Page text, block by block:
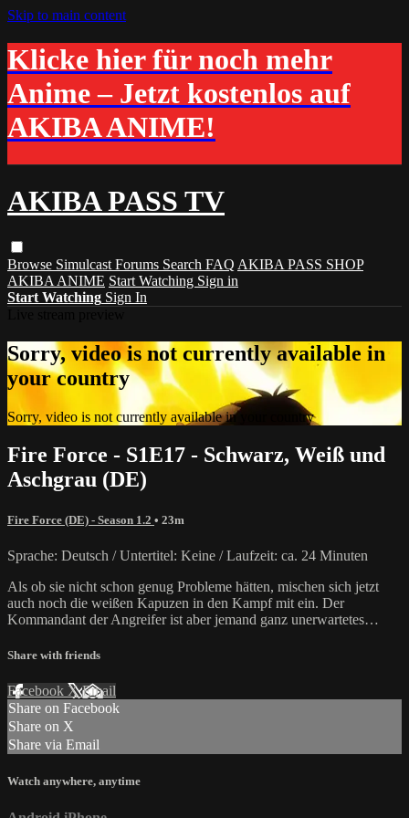
Skip to main content
Klicke hier für noch mehr
Anime – Jetzt kostenlos auf
AKIBA ANIME!
AKIBA PASS TV
Browse Simulcast Forums Search FAQ AKIBA PASS SHOP
AKIBA ANIME Start Watching Sign in
Start Watching Sign In
Sorry, video is not currently available in
your country
Sorry, video is not currently available in your country
Fire Force - S1E17 - Schwarz, Weiß und
Aschgrau (DE)
Fire Force (DE) - Season 1.2 • 23m
Sprache: Deutsch / Untertitel: Keine / Laufzeit: ca. 24 Minuten
Als ob sie nicht schon genug Probleme hätten, mischen sich jetzt
auch noch die weißen Kapuzen in den Kampf mit ein. Der
Kommandant der Angreifer ist aber jemand ganz unerwartetes…
Share with friends
Facebook XEmail
Share on Facebook
Share on X
Share via Email
Watch anywhere, anytime